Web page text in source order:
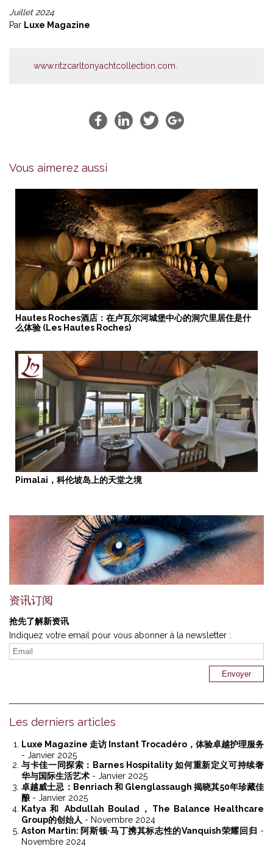
Juillet 2024
Par Luxe Magazine
www.ritzcarltonyachtcollection.com.
Vous aimerez aussi
Hautes Roches酒店：在卢瓦尔河城堡中心的洞穴里居住是什
么体验 (Les Hautes Roches)
Pimalai，科伦坡岛上的天堂之境
资讯订阅
抢先了解新资讯
Indiquez votre email pour vous abonner à la newsletter :
Les derniers articles
Luxe Magazine 走访 Instant Trocadéro，体验卓越护理服务
- Janvier 2025
与卡佳一同探索：Barnes Hospitality 如何重新定义可持续奢
华与国际生活艺术 - Janvier 2025
卓越威士忌：Benriach 和 Glenglassaugh 揭晓其50年珍藏佳
酿 - Janvier 2025
Katya 和 Abdullah Boulad，The Balance Healthcare
Group的创始人 - Novembre 2024
Aston Martin: 阿斯顿·马丁携其标志性的Vanquish荣耀回归 -
Novembre 2024